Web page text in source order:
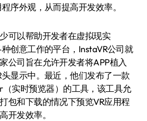
序外观，从而提高开发效率。
可以帮助开发者在虚拟现实
种创意工作的平台，InstaVR公司就
公司旨在允许开发者将APP植入
显示中。最近，他们发布了一款
（实时预览器）的工具，该工具允
包和下载的情况下预览VR应用程
开发效率。